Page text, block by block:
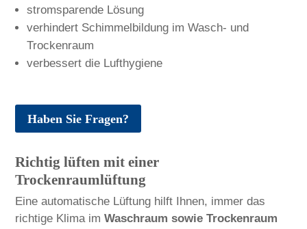
stromsparende Lösung
verhindert Schimmelbildung im Wasch- und
Trockenraum
verbessert die Lufthygiene
Haben Sie Fragen?
Richtig lüften mit einer
Trockenraumlüftung
Eine automatische Lüftung hilft Ihnen, immer das
richtige Klima imWaschraum sowie Trockenraum